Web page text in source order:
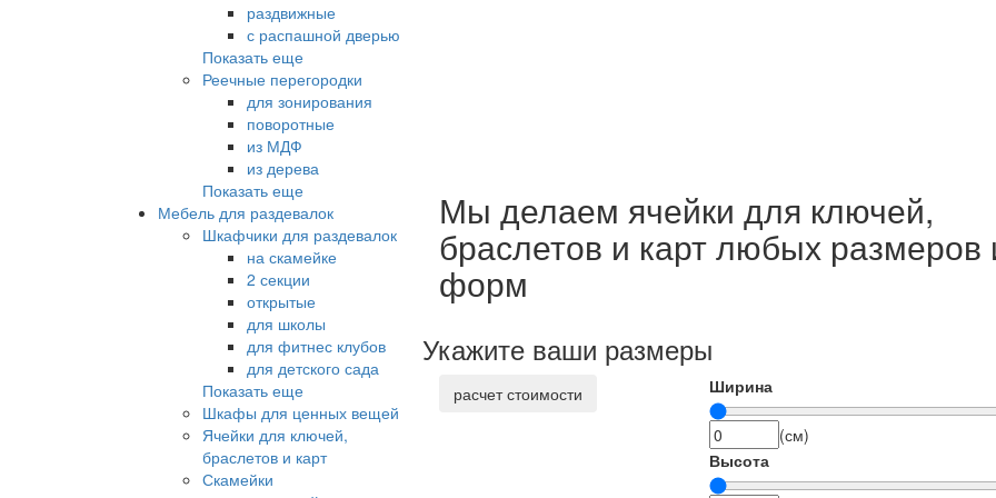
раздвижные
с распашной дверью
Показать еще
Реечные перегородки
для зонирования
поворотные
из МДФ
из дерева
Показать еще
Мебель для раздевалок
Шкафчики для раздевалок
на скамейке
2 секции
открытые
для школы
для фитнес клубов
для детского сада
Показать еще
Шкафы для ценных вещей
Ячейки для ключей,
браслетов и карт
Скамейки
Мы делаем ячейки для ключей,
браслетов и карт любых размеров
форм
Укажите ваши размеры
расчет стоимости Ширина
(см)
Высота